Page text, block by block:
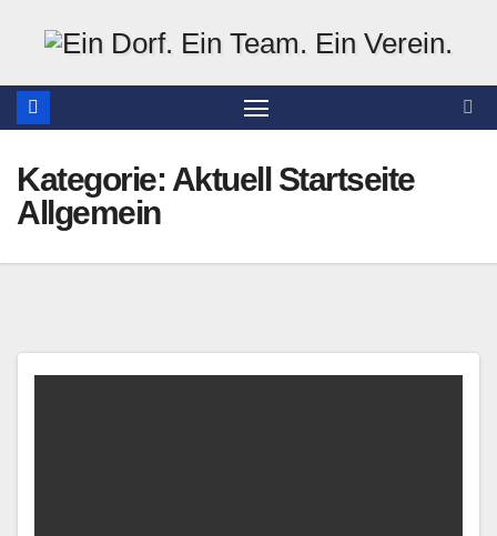
springen
Kategorie: Aktuell Startseite
Allgemein